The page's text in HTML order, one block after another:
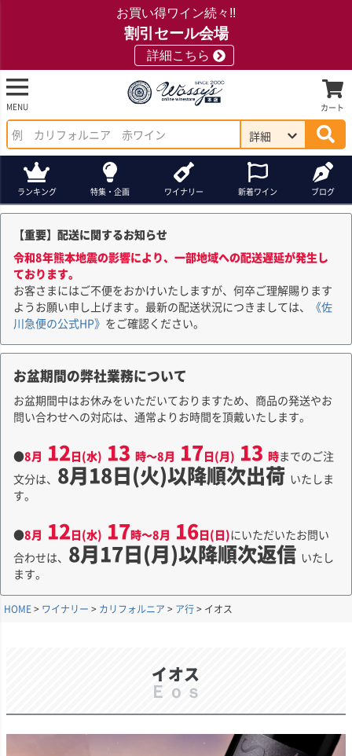
お買い得ワイン続々!!
割引セール会場
詳細こちら
MENU カート
詳細
ランキング 特集・企画 ワイナリー 新着ワイン ブログ
【重要】配送に関するお知らせ
令和8年熊本地震の影響により、一部地域への配送遅延が発生し
ております。
お客さまにはご不便をおかけいたしますが、何卒ご理解賜ります
ようお願い申し上げます。最新の配送状況につきましては、
《佐
川急便の公式HP》 をご確認ください。
お盆期間の弊社業務について
お盆期間中はお休みをいただいておりますため、商品の発送やお
問い合わせへの対応は、通常よりお時間を頂戴いたします。
●8月 12日(水) 13 時～8月 17日(月) 13 時までのご注
文分は、 8月18日(火)以降順次出荷 いたしま
す。
●8月 12日(水) 17時～8月 16日(日)にいただいたお問い
合わせは、 8月17日(月)以降順次返信 いたし
ます。
HOME ワイナリー カリフォルニア ア行 イオス
イオス
Ｅｏｓ